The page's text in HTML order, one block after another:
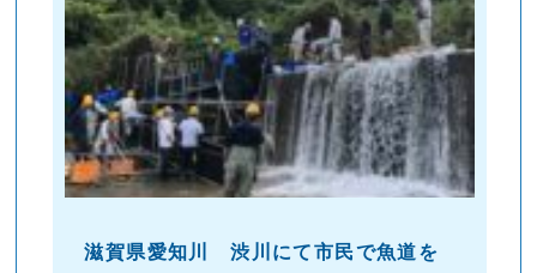
滋賀県愛知川 渋川にて市民で魚道を